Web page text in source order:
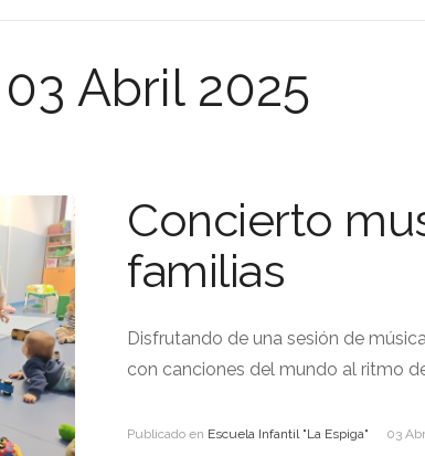
Abril 2025
Concierto
familias
Disfrutando de una sesión de
con canciones del mundo al ritmo
Publicado en Escuela Infantil "La Espiga" 03